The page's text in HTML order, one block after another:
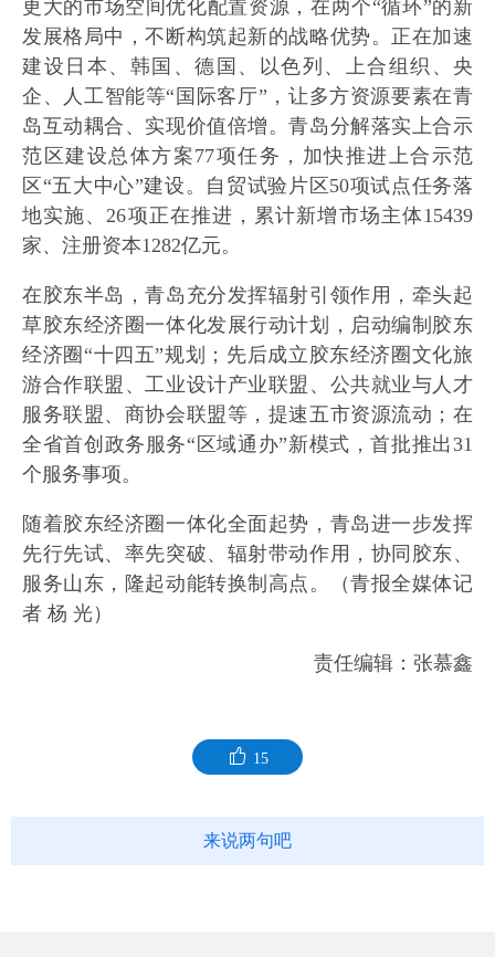
更大的市场空间优化配置资源，在两个“循环”的新
发展格局中，不断构筑起新的战略优势。正在加速
建设日本、韩国、德国、以色列、上合组织、央
企、人工智能等“国际客厅”，让多方资源要素在青
岛互动耦合、实现价值倍增。青岛分解落实上合示
范区建设总体方案77项任务，加快推进上合示范
区“五大中心”建设。自贸试验片区50项试点任务落
地实施、26项正在推进，累计新增市场主体15439
家、注册资本1282亿元。
在胶东半岛，青岛充分发挥辐射引领作用，牵头起
草胶东经济圈一体化发展行动计划，启动编制胶东
经济圈“十四五”规划；先后成立胶东经济圈文化旅
游合作联盟、工业设计产业联盟、公共就业与人才
服务联盟、商协会联盟等，提速五市资源流动；在
全省首创政务服务“区域通办”新模式，首批推出31
个服务事项。
随着胶东经济圈一体化全面起势，青岛进一步发挥
先行先试、率先突破、辐射带动作用，协同胶东、
服务山东，隆起动能转换制高点。（青报全媒体记
者 杨 光）
责任编辑：张慕鑫
15
来说两句吧